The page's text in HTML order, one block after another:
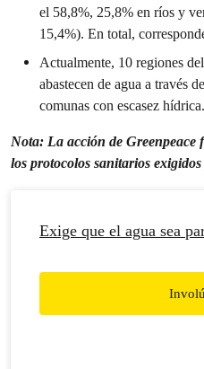
el 58,8%, 25,8% en ríos y
15,4%). En total,
Actualmente, 10 regiones
abastecen de agua a través
comunas con escasez hídrica.
Nota: La acción de Greenpeace
los protocolos sanitarios
Exige que el agua sea